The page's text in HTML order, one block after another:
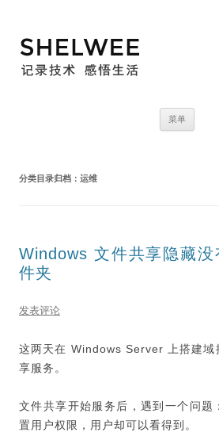
菜单
分类目录归档： 运维
Windows 文件共享隐藏
件夹
发表评论
这两天在 Windows Server 上搭建域
享服务。
文件共享开始服务后，遇到一个问题
置用户权限，用户却可以看得到。